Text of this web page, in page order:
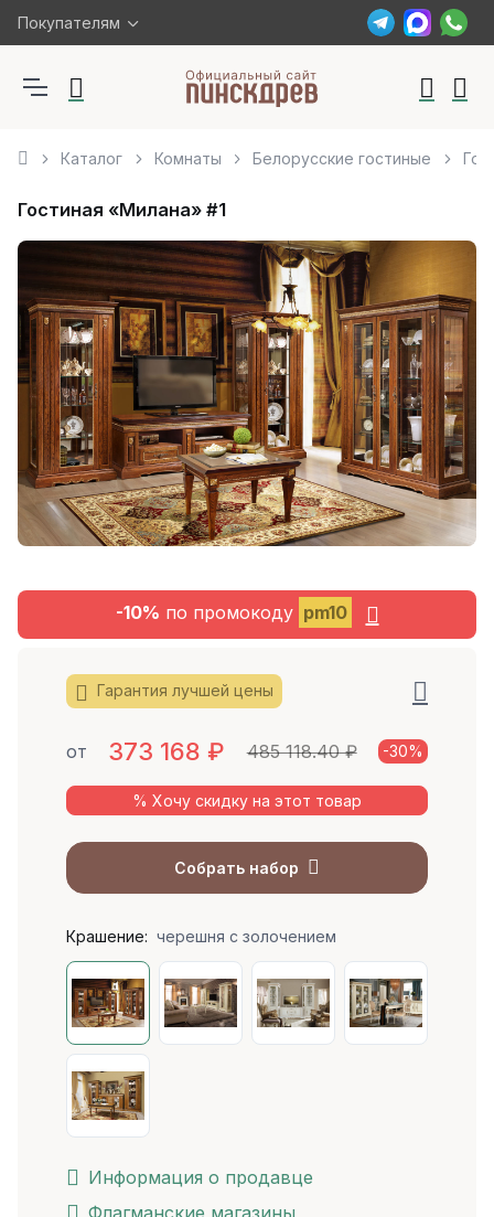
Покупателям
Каталог Комнаты Белорусские гостиные
Гостиная «Милана» #1
-10% по промокоду pm10
Гарантия лучшей цены
от 373 168 ₽ 485 118.40 ₽ -30%
% Хочу скидку на этот товар
Собрать набор
Крашение: черешня с золочением
Информация о продавце